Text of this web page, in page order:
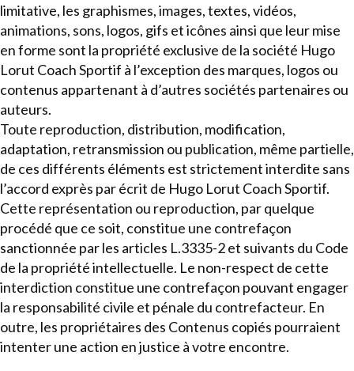
limitative, les graphismes, images, textes, vidéos,
animations, sons, logos, gifs et icônes ainsi que leur mise
en forme sont la propriété exclusive de la société Hugo
Lorut Coach Sportif à l’exception des marques, logos ou
contenus appartenant à d’autres sociétés partenaires ou
auteurs.
Toute reproduction, distribution, modification,
adaptation, retransmission ou publication, même partielle,
de ces différents éléments est strictement interdite sans
l’accord exprès par écrit de Hugo Lorut Coach Sportif.
Cette représentation ou reproduction, par quelque
procédé que ce soit, constitue une contrefaçon
sanctionnée par les articles L.3335-2 et suivants du Code
de la propriété intellectuelle. Le non-respect de cette
interdiction constitue une contrefaçon pouvant engager
la responsabilité civile et pénale du contrefacteur. En
outre, les propriétaires des Contenus copiés pourraient
intenter une action en justice à votre encontre.